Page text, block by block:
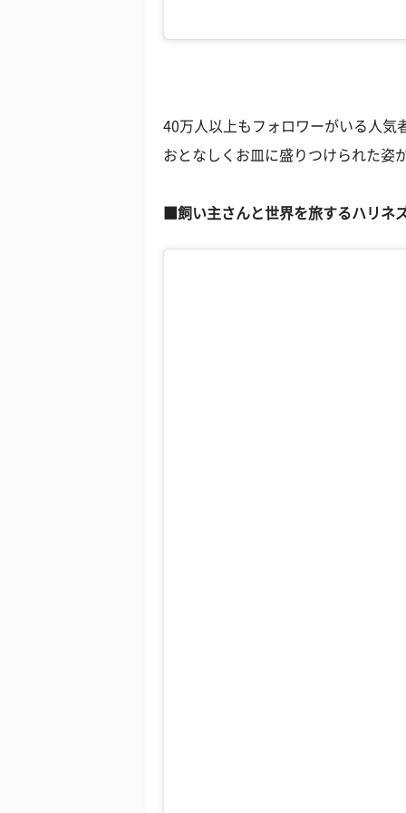
40万人以上もフォロワーがいる人気
おとなしくお皿に盛りつけられた姿
■飼い主さんと世界を旅するハリネ